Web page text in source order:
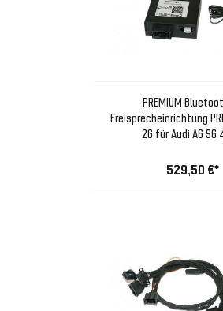
PREMIUM
Freisprecheinrichtung
2G für Audi A6 S6
529,50 €*